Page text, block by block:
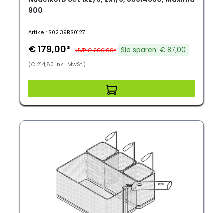
900
Artikel: S02.39BS0127
€ 179,00* UVP € 266,00* Sie sparen: € 87,00
(€ 214,80 inkl. MwSt.)